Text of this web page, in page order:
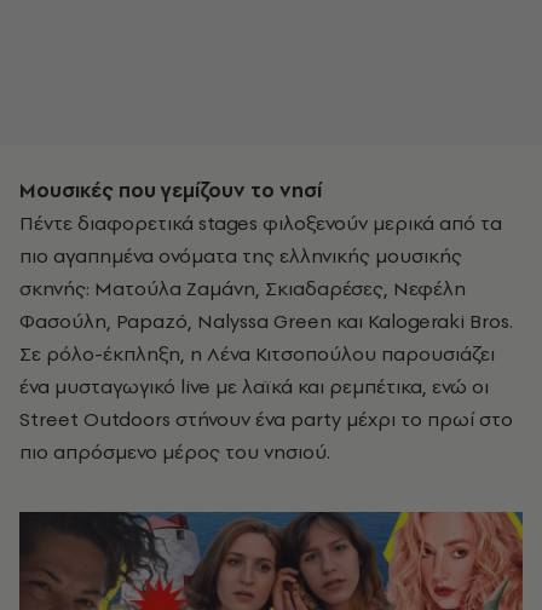
Μουσικές που γεμίζουν το νησί
Πέντε διαφορετικά stages φιλοξενούν μερικά από τα
πιο αγαπημένα ονόματα της ελληνικής μουσικής
σκηνής: Ματούλα Ζαμάνη, Σκιαδαρέσες, Νεφέλη
Φασούλη, Papazó, Nalyssa Green και Kalogeraki Bros.
Σε ρόλο-έκπληξη, η Λένα Κιτσοπούλου παρουσιάζει
ένα μυσταγωγικό live με λαϊκά και ρεμπέτικα, ενώ οι
Street Outdoors στήνουν ένα party μέχρι το πρωί στο
πιο απρόσμενο μέρος του νησιού.